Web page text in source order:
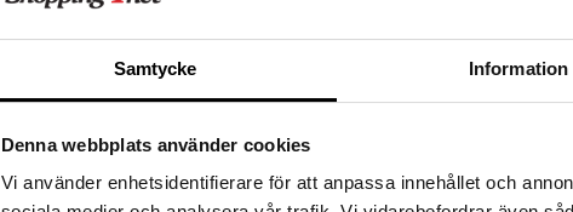
Samtycke Information
Denna webbplats använder cookies
Vi använder enhetsidentifierare för att anpassa innehållet och
Extrakt av vitt mullbärsblad kan bidra till att upprätthålla kroppens balans i
Den innehåller 2 patenterade extrakt för optimerad biotillgänglighet,
Utvecklad i Norge
Dosering